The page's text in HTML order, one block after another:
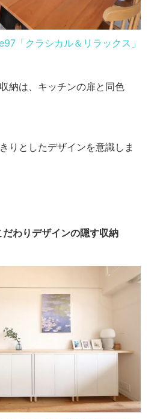
「クラシカル＆リラックス」
納は、キッチンの扉と同色
りとしたデザインを意識しま
わりデザインの隠す収納